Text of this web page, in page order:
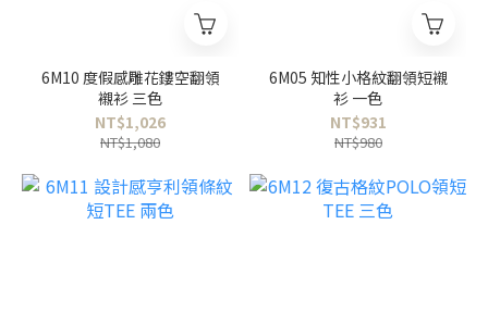
6M10 度假感雕花鏤空翻領
襯衫 三色
NT$1,026
NT$1,080
6M05 知性小格紋翻領短襯
衫 一色
NT$931
NT$980